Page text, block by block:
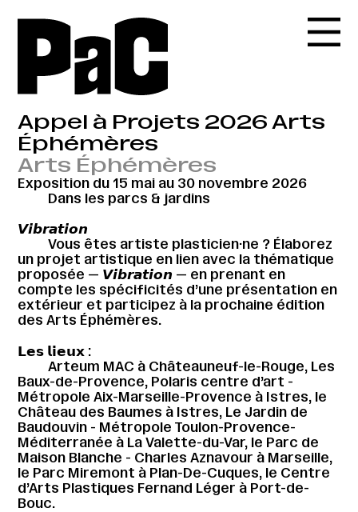
Appel à Projets 2026 Arts
Éphémères
Arts Éphémères
Exposition du 15 mai au 30 novembre 2026
Dans les parcs & jardins
𝙑𝙞𝙗𝙧𝙖𝙩𝙞𝙤𝙣
Vous êtes artiste plasticien·ne ? Élaborez
un projet artistique en lien avec la thématique
proposée — 𝙑𝙞𝙗𝙧𝙖𝙩𝙞𝙤𝙣 — en prenant en
compte les spécificités d’une présentation en
extérieur et participez à la prochaine édition
des Arts Éphémères.
𝗟𝗲𝘀 𝗹𝗶𝗲𝘂𝘅 :
Arteum MAC à Châteauneuf-le-Rouge, Les
Baux-de-Provence, Polaris centre d’art -
Métropole Aix-Marseille-Provence à Istres, le
Château des Baumes à Istres, Le Jardin de
Baudouvin - Métropole Toulon-Provence-
Méditerranée à La Valette-du-Var, le Parc de
Maison Blanche - Charles Aznavour à Marseille,
le Parc Miremont à Plan-De-Cuques, le Centre
d’Arts Plastiques Fernand Léger à Port-de-
Bouc.